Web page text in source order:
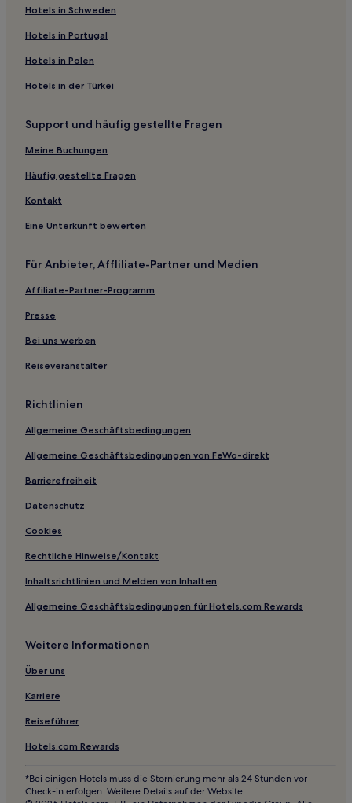
Hotels nahe Strand von Agios Ioannis
Moraitika Hotels
Hotels nahe Marathias Strand
Hotels nahe Strand von Arkoudilas
Hotels nahe Faneromeni Kloster
Κynopiastes Hotels
Hotels nahe Kaminia Strand
Hotels nahe Kánoulas Strand
Boïkátika Hotels
Hotels nahe Strand Voutoumi
Káto Pavliána Hotels
Ieromónachos Hotels
Hotels nahe Kipos Strand
Hotels nahe Issos Beach
Roumanádes Hotels
Hotels nahe Leverechio
Hotels nahe Muschelmuseum Korfu
Paxos Hotels
Kourteika Hotels
Katsimátika Hotels
Hotels nahe Moraitika Strand
Hotels nahe Strand von Kavos
Hotels nahe Antike römische Bäder
Hotels nahe Santa Barbara Strand
Melíkia Hotels
Makrátika Hotels
Hotels nahe Lákkos
Hotels mit Pool in Skala
Hotels mit Parkplatz in Benitses
Familien in Benitses
Hotels in Schweden
Hotels in Portugal
Hotels in Polen
Hotels in der Türkei
Support und häufig gestellte Fragen
Meine Buchungen
Häufig gestellte Fragen
Kontakt
Eine Unterkunft bewerten
Für Anbieter, Affliliate-Partner und Medien
Affiliate-Partner-Programm
Presse
Bei uns werben
Reiseveranstalter
Richtlinien
Allgemeine Geschäftsbedingungen
Allgemeine Geschäftsbedingungen von FeWo-direkt
Barrierefreiheit
Datenschutz
Cookies
Rechtliche Hinweise/Kontakt
Inhaltsrichtlinien und Melden von Inhalten
Allgemeine Geschäftsbedingungen für Hotels.com Rewards
Weitere Informationen
Über uns
Karriere
Reiseführer
Hotels.com Rewards
*Bei einigen Hotels muss die Stornierung mehr als 24 Stunden vor
Check-in erfolgen. Weitere Details auf der Website.